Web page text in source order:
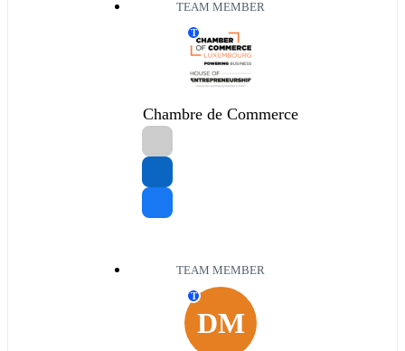
TEAM MEMBER
T
Chambre de Commerce
TEAM MEMBER
DM
T